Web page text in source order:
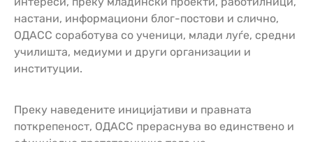
настани, информациони блог-постови и слично,
ОДАСС соработува со ученици, млади луѓе, средни
училишта, медиуми и други организации и
институции.
Преку наведените иницијативи и правната
поткрепеност, ОДАСС прераснува во единствено и